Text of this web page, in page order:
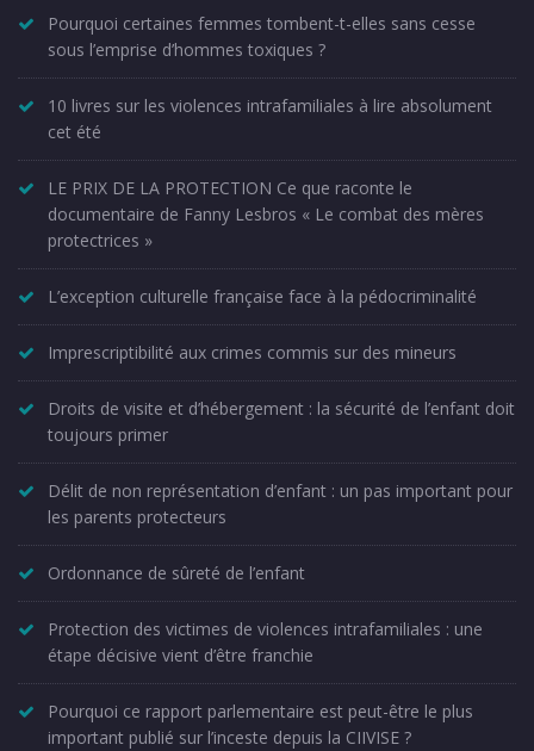
Pourquoi certaines femmes tombent-t-elles sans cesse
sous l’emprise d’hommes toxiques ?
10 livres sur les violences intrafamiliales à lire absolument
cet été
LE PRIX DE LA PROTECTION Ce que raconte le
documentaire de Fanny Lesbros « Le combat des mères
protectrices »
L’exception culturelle française face à la pédocriminalité
Imprescriptibilité aux crimes commis sur des mineurs
Droits de visite et d’hébergement : la sécurité de l’enfant doit
toujours primer
Délit de non représentation d’enfant : un pas important pour
les parents protecteurs
Ordonnance de sûreté de l’enfant
Protection des victimes de violences intrafamiliales : une
étape décisive vient d’être franchie
Pourquoi ce rapport parlementaire est peut-être le plus
important publié sur l’inceste depuis la CIIVISE ?